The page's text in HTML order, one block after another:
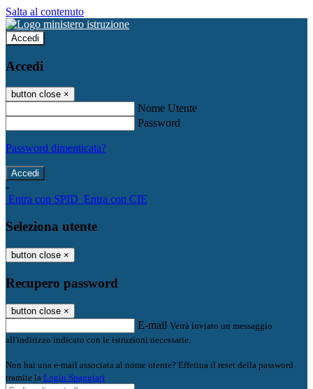
Salta al contenuto
Accedi
Accedi
button close ×
Nome Utente
Password
Password dimenticata?
-
Entra con SPID Entra con CIE
Seleziona utente
button close ×
Recupero password
button close ×
E-mail Verrà inviato un messaggio
all'indirizzo indicato con le istruzioni necessarie.
Non hai una e-mail associata al nome utente? Effettua il reset della password
tramite la Login Spaggiari